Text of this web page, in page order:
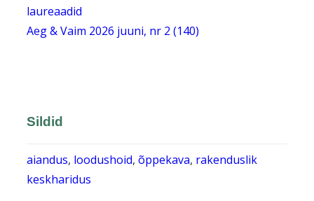
laureaadid
Aeg & Vaim 2026 juuni, nr 2 (140)
Sildid
aiandus, loodushoid, õppekava, rakenduslik
keskharidus